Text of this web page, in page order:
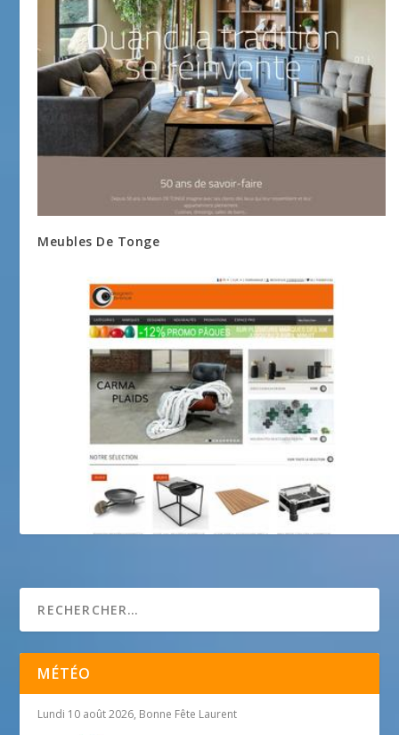
Meubles De Tonge
MÉTÉO
Lundi 10 août 2026, Bonne Fête Laurent